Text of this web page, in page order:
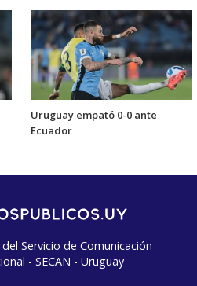
Uruguay empató 0-0 ante
Ecuador
Servicio de Comunicación
- SECAN - Uruguay